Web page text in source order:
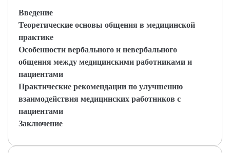
Введение
Теоретические основы общения в медицинской
практике
Особенности вербального и невербального
общения между медицинскими работниками и
пациентами
Практические рекомендации по улучшению
взаимодействия медицинских работников с
пациентами
Заключение